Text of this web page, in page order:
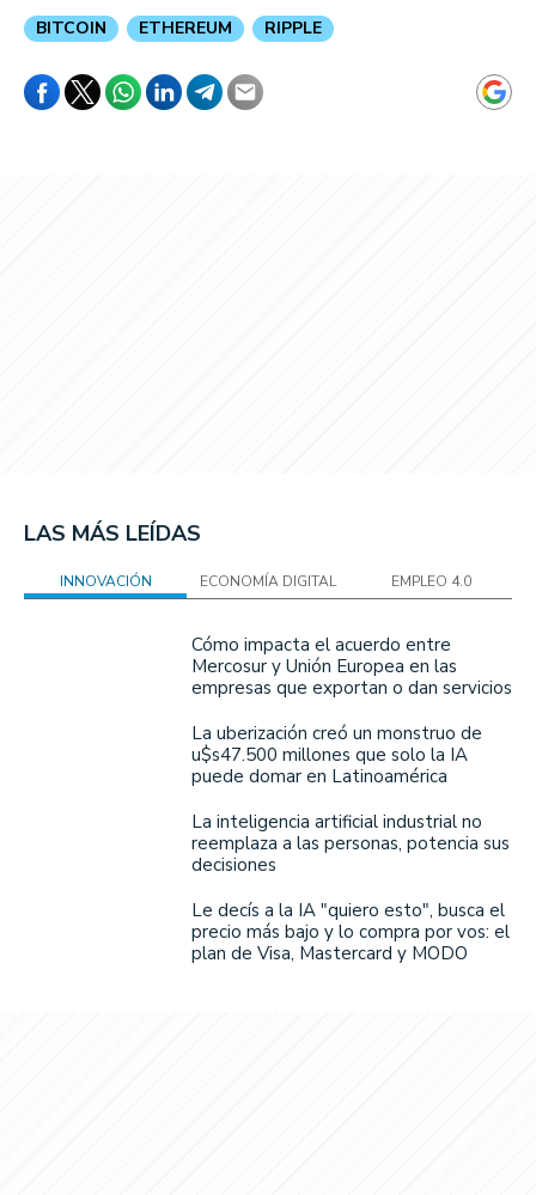
BITCOIN ETHEREUM RIPPLE
LAS MÁS LEÍDAS
INNOVACIÓN ECONOMÍA DIGITAL EMPLEO 4.0
Cómo impacta el acuerdo entre
Mercosur y Unión Europea en las
empresas que exportan o dan servicios
La uberización creó un monstruo de
u$s47.500 millones que solo la IA
puede domar en Latinoamérica
La inteligencia artificial industrial no
reemplaza a las personas, potencia sus
decisiones
Le decís a la IA "quiero esto", busca el
precio más bajo y lo compra por vos: el
plan de Visa, Mastercard y MODO